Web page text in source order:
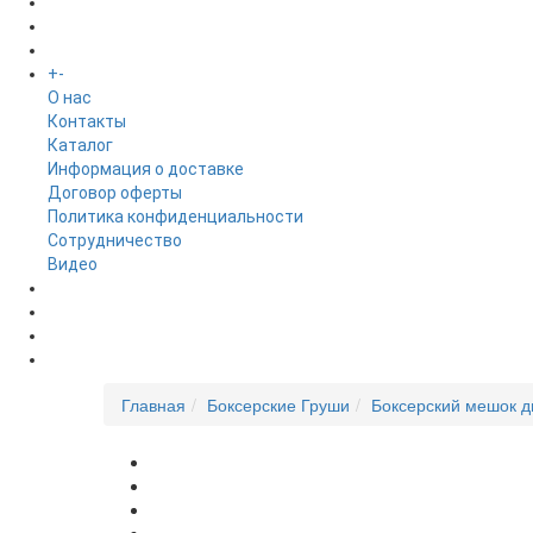
+-
O нас
Контакты
Каталог
Информация о доставке
Договор оферты
Политика конфиденциальности
Сотрудничество
Видео
Главная Боксерские Груши Боксерский мешок